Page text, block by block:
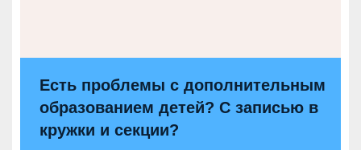
Есть проблемы с дополнительным
образованием детей? С записью в
кружки и секции?